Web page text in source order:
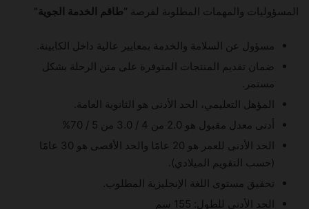
المسؤوليات والمهمات المطلوبة لفرصة “طاقم الخدمة الجوية”
مسؤول عن السلامة والخدمة بمعايير عالية داخل الكابينة.
ضمان تقديم المنتجات المتوفرة على متن الرحلة بشكل
مستمر.
المؤهل التعليمي، الحد الأدنى هو الثانوية العامة.
أدنى معدل مقبول هو 2.0 من 4 / 3.0 من 5 / 70%
الحد الأدنى للعمر هو 20 عامًا والحد الأقصى هو 30 عامًا
(حسب التقويم الميلادي).
تحقيق مستوى اللغة الإنجليزية المطلوب.
الحد الأدنى للطول: 155 سم